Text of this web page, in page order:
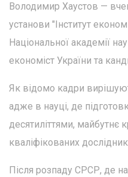
Володимир Хаустов —
установи "Інститут
Національної академії
економіст України та
Як відомо кадри
адже в науці, де
десятиліттями, майбутнє
кваліфікованих
Після розпаду СРСР, де